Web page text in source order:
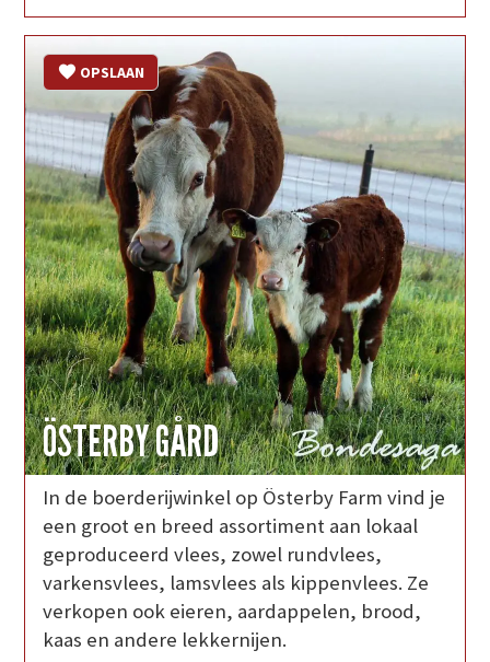
ÖSTERBY GÅRD
OPSLAAN
In de boerderijwinkel op Österby Farm vind je
een groot en breed assortiment aan lokaal
geproduceerd vlees, zowel rundvlees,
varkensvlees, lamsvlees als kippenvlees. Ze
verkopen ook eieren, aardappelen, brood,
kaas en andere lekkernijen.